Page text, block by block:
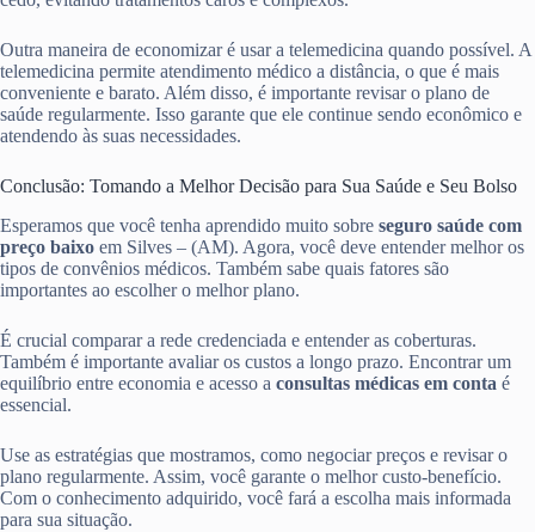
Outra maneira de economizar é usar a telemedicina quando possível. A
telemedicina permite atendimento médico a distância, o que é mais
conveniente e barato. Além disso, é importante revisar o plano de
saúde regularmente. Isso garante que ele continue sendo econômico e
atendendo às suas necessidades.
Conclusão: Tomando a Melhor Decisão para Sua Saúde e Seu Bolso
Esperamos que você tenha aprendido muito sobre seguro saúde com
preço baixo em Silves – (AM). Agora, você deve entender melhor os
tipos de convênios médicos. Também sabe quais fatores são
importantes ao escolher o melhor plano.
É crucial comparar a rede credenciada e entender as coberturas.
Também é importante avaliar os custos a longo prazo. Encontrar um
equilíbrio entre economia e acesso a consultas médicas em conta é
essencial.
Use as estratégias que mostramos, como negociar preços e revisar o
plano regularmente. Assim, você garante o melhor custo-benefício.
Com o conhecimento adquirido, você fará a escolha mais informada
para sua situação.